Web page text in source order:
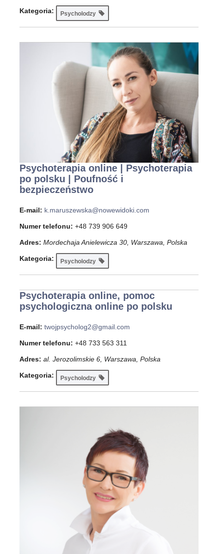
Kategoria: Psycholodzy
Psychoterapia online | Psychoterapia
po polsku | Poufność i
bezpieczeństwo
E-mail: k.maruszewska@nowewidoki.com
Numer telefonu: +48 739 906 649
Adres: Mordechaja Anielewicza 30, Warszawa, Polska
Kategoria: Psycholodzy
Psychoterapia online, pomoc
psychologiczna online po polsku
E-mail: twojpsycholog2@gmail.com
Numer telefonu: +48 733 563 311
Adres: al. Jerozolimskie 6, Warszawa, Polska
Kategoria: Psycholodzy